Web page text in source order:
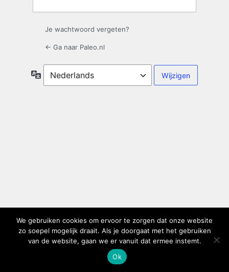
Je wachtwoord vergeten?
← Ga naar Paleo.nl
Taal
We gebruiken cookies om ervoor te zorgen dat onze website
zo soepel mogelijk draait. Als je doorgaat met het gebruiken
van de website, gaan we er vanuit dat ermee instemt.
Ok